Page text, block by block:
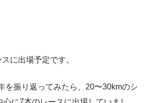
に出場予定です。
を振り返ってみたら、20〜30kmのシ